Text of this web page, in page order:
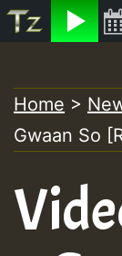
to
content
Home >
Gwaan So